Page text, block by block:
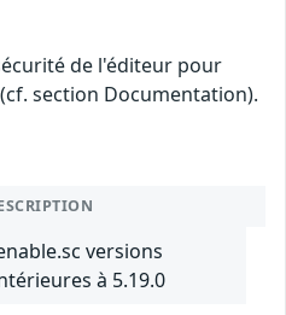
de l'éditeur pour
section Documentation).
versions
à 5.19.0